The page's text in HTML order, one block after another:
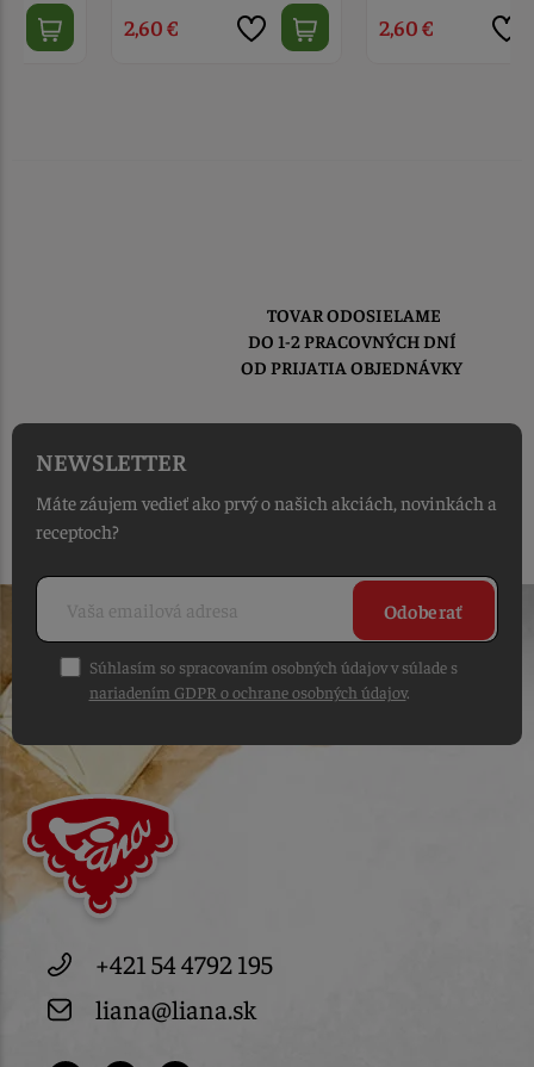
2,60 € 2,60 €
TOVAR ODOSIELAME
DO 1-2 PRACOVNÝCH DNÍ
OD PRIJATIA OBJEDNÁVKY
NEWSLETTER
Máte záujem vedieť ako prvý o našich akciách, novinkách a
receptoch?
Odoberať
Súhlasím so spracovaním osobných údajov v súlade s
nariadením GDPR o ochrane osobných údajov.
+421 54 4792 195
liana@liana.sk